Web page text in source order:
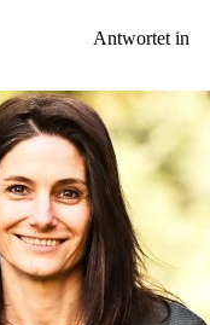
Antwortet in